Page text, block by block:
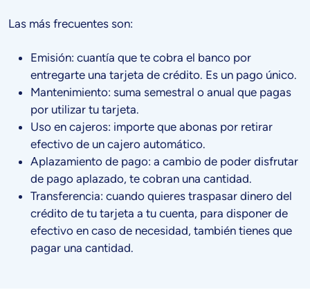
Las más frecuentes son:
Emisión: cuantía que te cobra el banco por
entregarte una tarjeta de crédito. Es un pago único.
Mantenimiento: suma semestral o anual que pagas
por utilizar tu tarjeta.
Uso en cajeros: importe que abonas por retirar
efectivo de un cajero automático.
Aplazamiento de pago: a cambio de poder disfrutar
de pago aplazado, te cobran una cantidad.
Transferencia: cuando quieres traspasar dinero del
crédito de tu tarjeta a tu cuenta, para disponer de
efectivo en caso de necesidad, también tienes que
pagar una cantidad.